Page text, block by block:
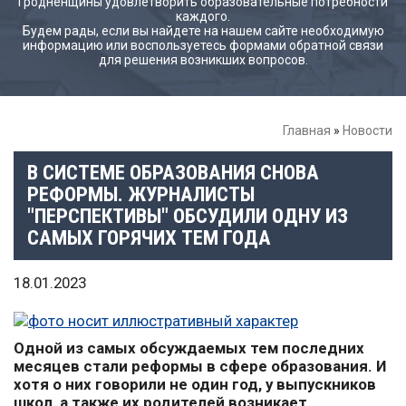
каждого.
Будем рады, если вы найдете на нашем сайте необходимую
информацию или воспользуетесь формами обратной связи
для решения возникших вопросов.
Главная » Новости
В СИСТЕМЕ ОБРАЗОВАНИЯ СНОВА
РЕФОРМЫ. ЖУРНАЛИСТЫ
"ПЕРСПЕКТИВЫ" ОБСУДИЛИ ОДНУ ИЗ
САМЫХ ГОРЯЧИХ ТЕМ ГОДА
18.01.2023
Одной из самых обсуждаемых тем последних
месяцев стали реформы в сфере образования. И
хотя о них говорили не один год, у выпускников
школ, а также их родителей возникает